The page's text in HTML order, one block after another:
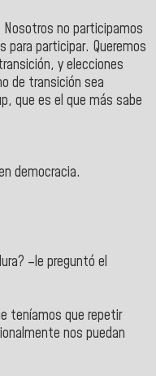
no participamos
para participar. Queremos
y elecciones
de transición sea
que es el que más sabe
democracia.
a? –le preguntó el
teníamos que repetir
nos puedan